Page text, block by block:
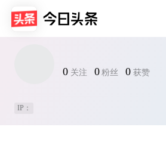
0 关注 0 粉丝 0 获赞
IP：